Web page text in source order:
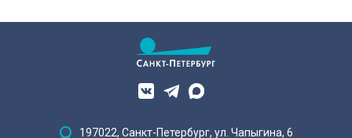
197022, Санкт-Петербург, ул. Чапыгина, 6